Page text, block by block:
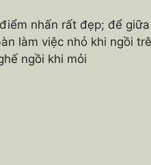
nhấn rất đẹp; để
làm việc nhỏ khi ngồi
ngồi khi mỏi